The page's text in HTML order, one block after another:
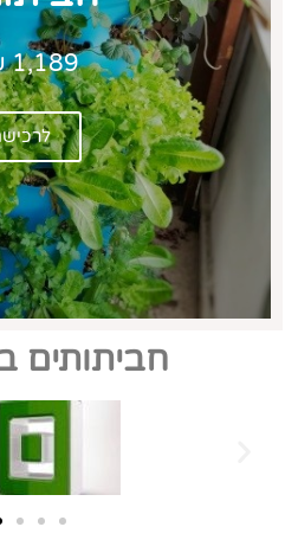
1,189 ש"ח
חביתותים